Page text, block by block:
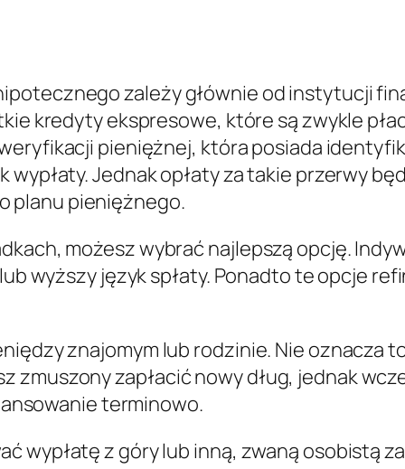
zależy głównie od instytucji
kredyty ekspresowe, które są zwykle
pieniężnej, która posiada
Jednak opłaty za takie przerwy
planu pieniężnego.
możesz wybrać najlepszą opcję.
wyższy język spłaty. Ponadto te opcje
znajomym lub rodzinie. Nie oznacza
zapłacić nowy dług, jednak
terminowo.
wypłatę z góry lub inną, zwaną osobistą